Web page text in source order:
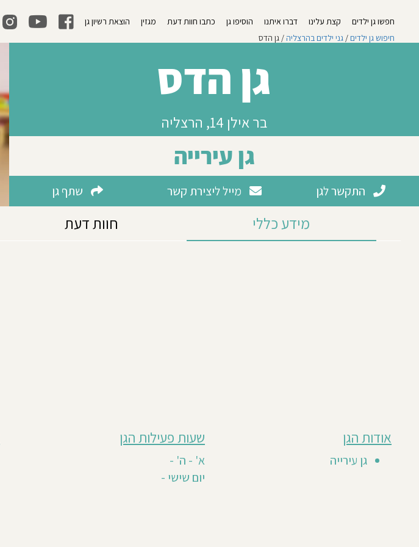
חפשו גן ילדים קצת עלינו דברו איתנו הוסיפו גן כתבו חוות דעת מגזין
הוצאת רשיון גן
חיפוש גן ילדים/ גני ילדים בהרצליה/ גן הדס
גן הדס
בר אילן 14, הרצליה
גן עירייה
שתף גן מייל ליצירת קשר התקשר לגן
מידע כללי חוות דעת
שעות פעילות הגן
א' - ה' -
יום שישי -
אודות הגן
גן עירייה